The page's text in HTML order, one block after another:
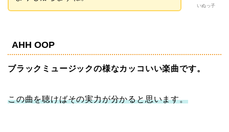
いぬっ子
AHH OOP
ブラックミュージックの様なカッコいい楽曲です。
この曲を聴けばその実力が分かると思います。